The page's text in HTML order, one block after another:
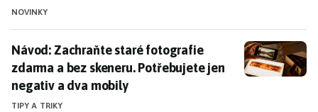
NOVINKY
Návod: Zachraňte staré fotografie zdarma a bez
Návod: Zachraňte staré fotografie
zdarma a bez skeneru. Potřebujete jen
negativ a dva mobily
TIPY A TRIKY